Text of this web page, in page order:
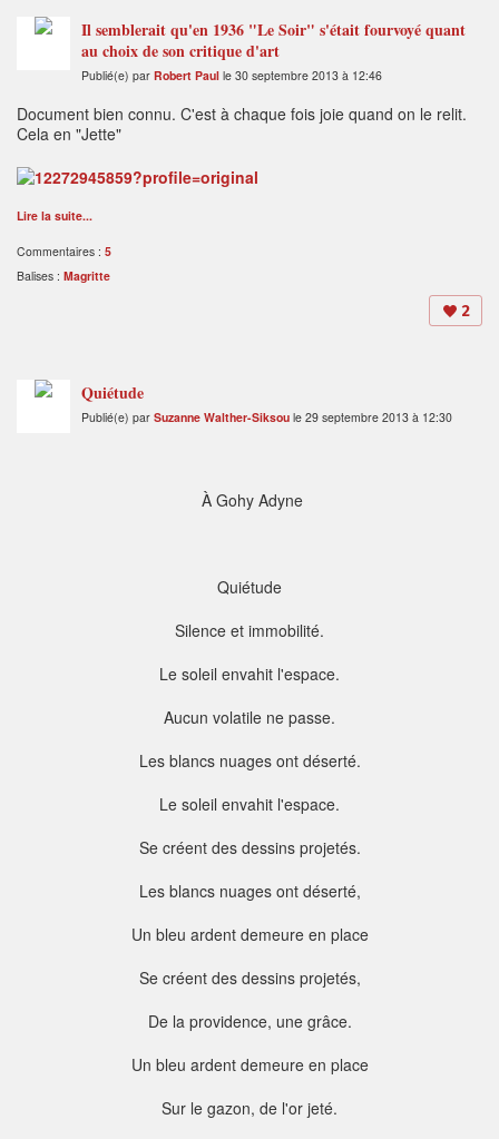
Il semblerait qu'en 1936 "Le Soir" s'était fourvoyé quant
au choix de son critique d'art
Publié(e) par Robert Paul le 30 septembre 2013 à 12:46
Document bien connu. C'est à chaque fois joie quand on le relit.
Cela en "Jette"
Lire la suite...
Commentaires : 5
Balises : Magritte
2
Quiétude
Publié(e) par Suzanne Walther-Siksou le 29 septembre 2013 à 12:30
À Gohy Adyne
Quiétude
Silence et immobilité.
Le soleil envahit l'espace.
Aucun volatile ne passe.
Les blancs nuages ont déserté.
Le soleil envahit l'espace.
Se créent des dessins projetés.
Les blancs nuages ont déserté,
Un bleu ardent demeure en place
Se créent des dessins projetés,
De la providence, une grâce.
Un bleu ardent demeure en place
Sur le gazon, de l'or jeté.